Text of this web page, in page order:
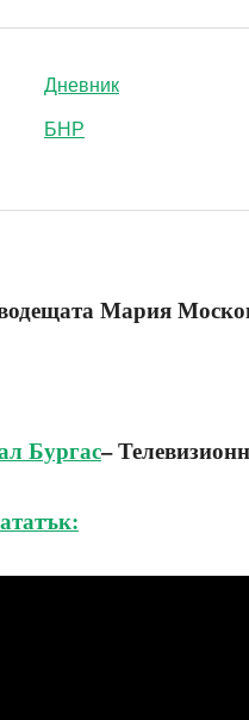
Дневник
БНР
Мария
Бургас–